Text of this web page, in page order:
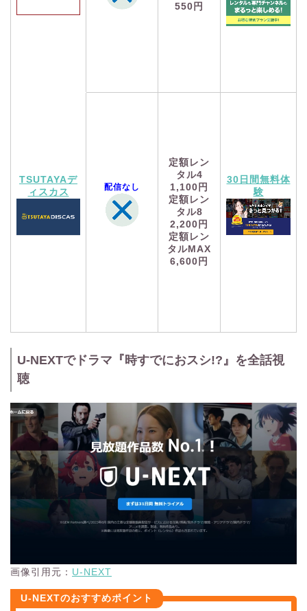
550円
TSUTAYAデ
ィスカス
配信なし
定額レン
タル4
1,100円
定額レン
タル8
2,200円
定額レン
タルMAX
6,600円
30日間無料体
験
U-NEXTでドラマ『時すでにおスシ!?』を全話視
聴
画像引用元： U-NEXT
U-NEXTのおすすめポイント